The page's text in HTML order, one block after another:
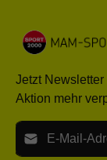
Jetzt
Aktion mehr
E-Mail-Adresse*